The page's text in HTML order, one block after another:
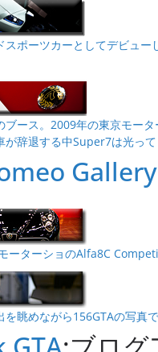
スポーツカーとしてデビュー
ブース。2009年の東京モータ
が辞退する中Super7は光って
Gallery
ーターショのAlfa8C
を眺めながら156GTAの写真